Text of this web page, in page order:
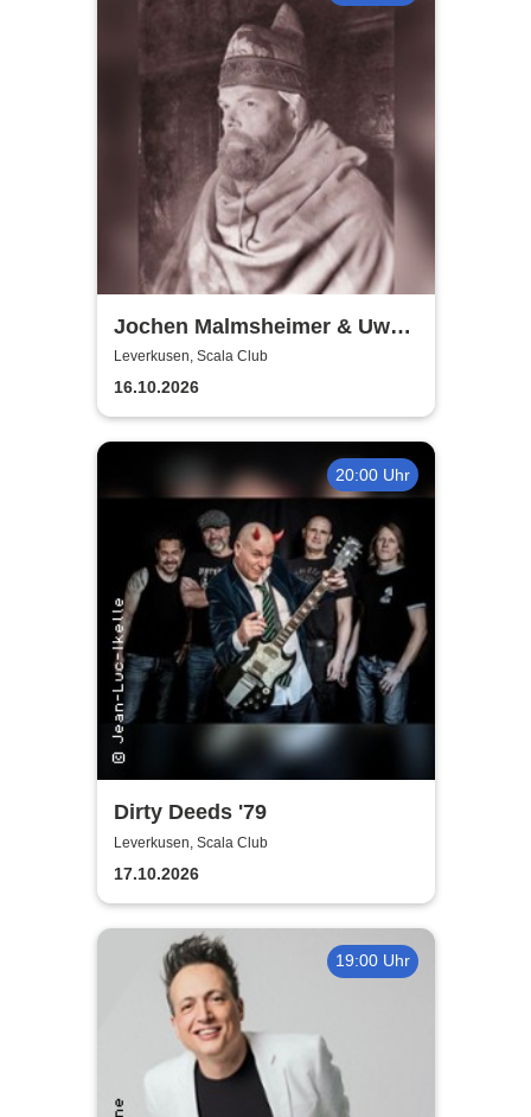
Jochen Malmsheimer & Uwe
Rössler
Leverkusen, Scala Club
16.10.2026
20:00 Uhr
Dirty Deeds '79
Leverkusen, Scala Club
17.10.2026
19:00 Uhr